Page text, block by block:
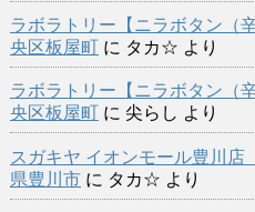
ラボラトリー【ニラボタン（
央区板屋町に タカ☆ より
ラボラトリー【ニラボタン（
央区板屋町に 尖らし より
スガキヤ イオンモール豊川店
県豊川市に タカ☆ より